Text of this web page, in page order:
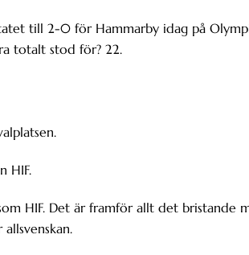
till 2-0 för Hammarby idag på
totalt stod för? 22.
HIF.
HIF. Det är framför allt det bristande